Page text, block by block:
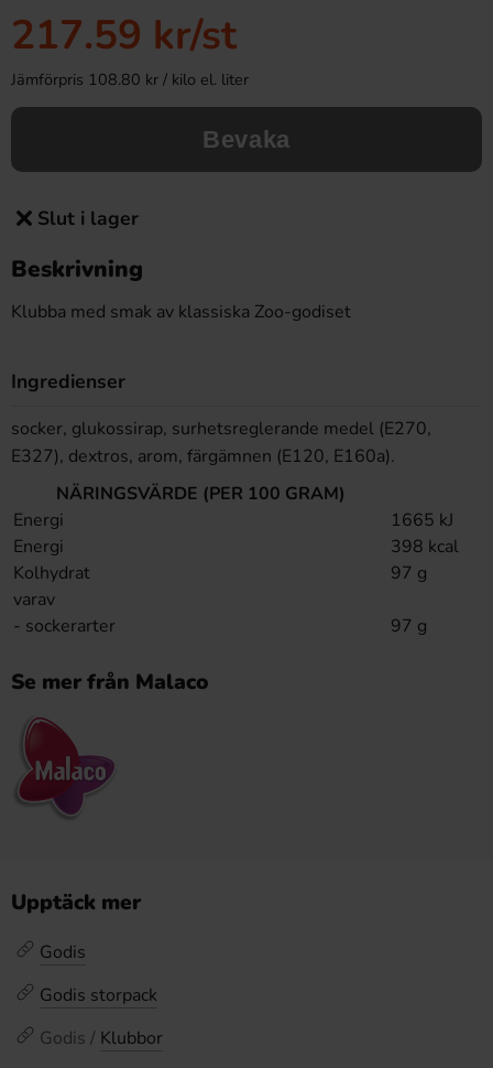
217.59 kr/st
Jämförpris 108.80 kr / kilo el. liter
Bevaka
Slut i lager
Beskrivning
Klubba med smak av klassiska Zoo-godiset
Ingredienser
socker, glukossirap, surhetsreglerande medel (E270,
E327), dextros, arom, färgämnen (E120, E160a).
NÄRINGSVÄRDE (PER 100 GRAM)
Energi
1665 kJ
Energi
398 kcal
Kolhydrat
97 g
varav
- sockerarter
97 g
Se mer från Malaco
Upptäck mer
Godis
Godis storpack
Godis / Klubbor